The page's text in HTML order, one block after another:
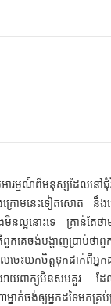
ប់អារម្មណ៍ពីមនុស្សដែលន
មនេះទៀតសោត នឹងធ្វើ
មិនល្អនោះទេ គ្រាន់តែថ
គេចង់បង្ហាញប្រាប់ថា
េះយកចិត្តទុកដាក់ពីអ្នក
ាយពាក្យមិនសមគួរ ដែ
ក់ចង់ឲ្យអ្នកដទៃមកគ្រប់